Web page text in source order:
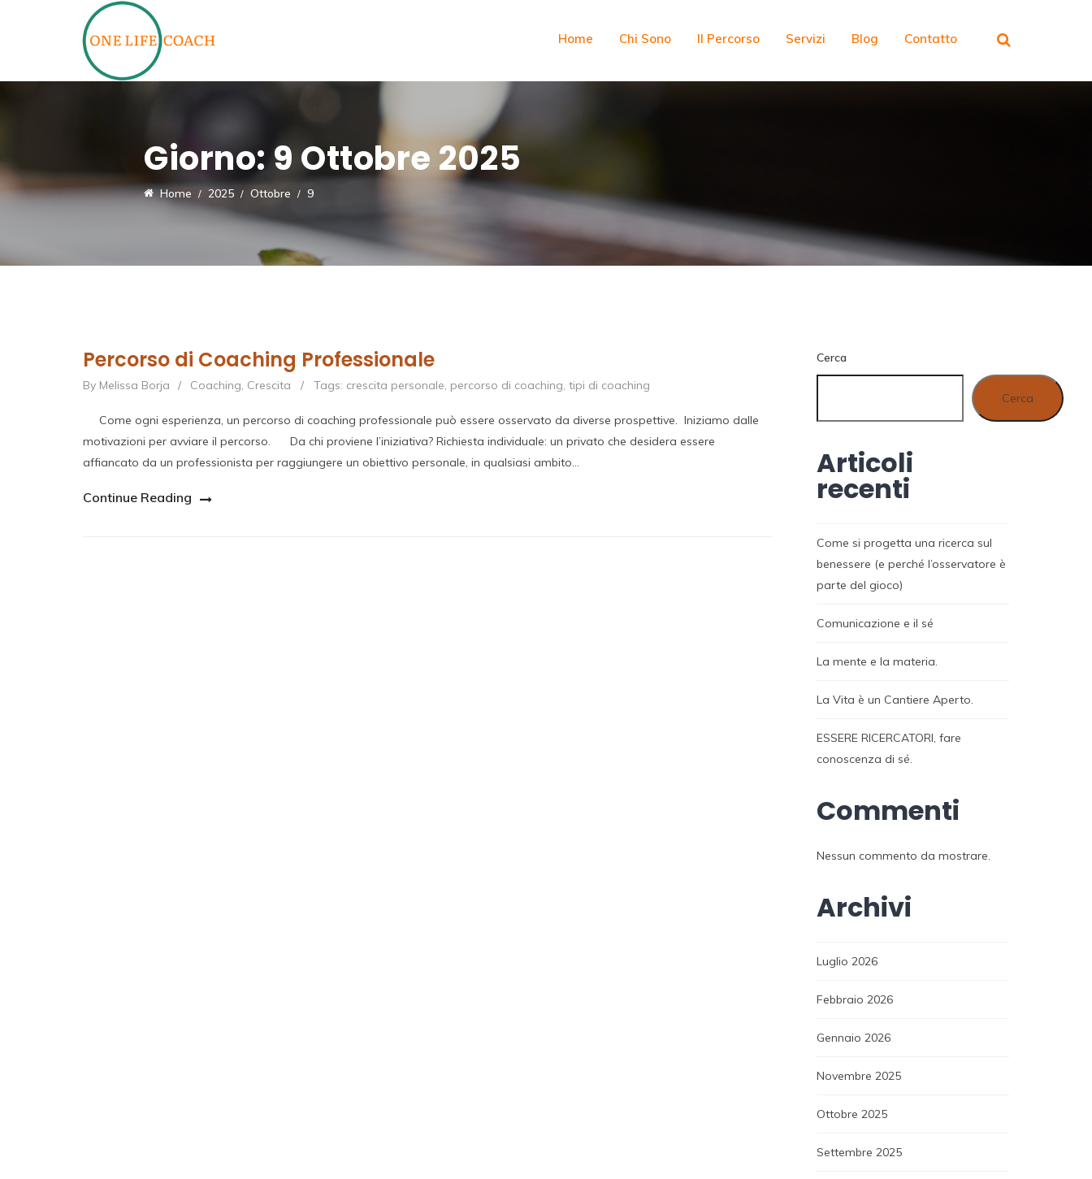
Home Chi Sono Il Percorso Servizi Blog Contatto
Giorno:9 Ottobre 2025
Home 2025 Ottobre 9
Percorso di Coaching Professionale
By Melissa Borja / Coaching, Crescita / Tags: crescita personale, percorso di coaching, tipi di coaching
Come ogni esperienza, un percorso di coaching professionale può essere osservato da diverse prospettive. Iniziamo dalle
motivazioni per avviare il percorso. Da chi proviene l’iniziativa? Richiesta individuale: un privato che desidera essere
affiancato da un professionista per raggiungere un obiettivo personale, in qualsiasi ambito…
Continue Reading
Cerca
Cerca
Articoli
recenti
Come si progetta una ricerca sul
benessere (e perché l’osservatore è
parte del gioco)
Comunicazione e il sé
La mente e la materia.
La Vita è un Cantiere Aperto.
ESSERE RICERCATORI, fare
conoscenza di sé.
Commenti
Nessun commento da mostrare.
Archivi
Luglio 2026
Febbraio 2026
Gennaio 2026
Novembre 2025
Ottobre 2025
Settembre 2025